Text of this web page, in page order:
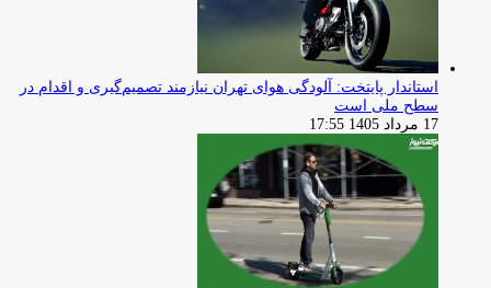
استاندار پایتخت: آلودگی هوای تهران نیازمند تصمیم‌گیری و اقدام در
سطح ملی است
17 مرداد 1405 17:55